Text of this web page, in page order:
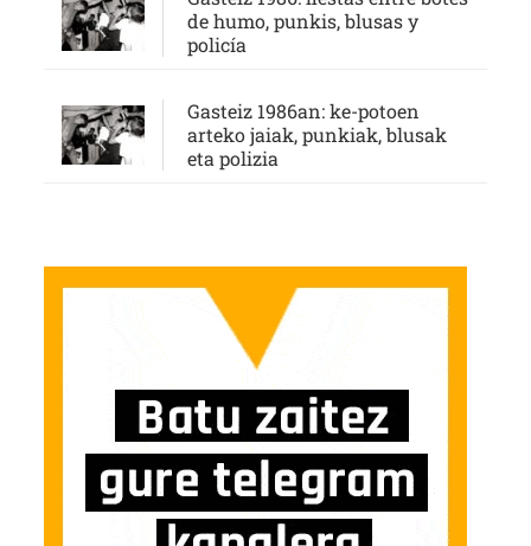
de humo, punkis, blusas y
policía
Gasteiz 1986an: ke-potoen
arteko jaiak, punkiak, blusak
eta polizia